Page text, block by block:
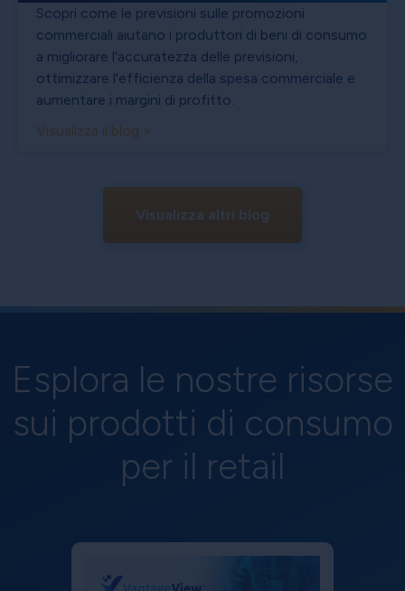
Scopri come le previsioni sulle promozioni
commerciali aiutano i produttori di beni di consumo
a migliorare l'accuratezza delle previsioni,
ottimizzare l'efficienza della spesa commerciale e
aumentare i margini di profitto.
Visualizza il blog >
Visualizza altri blog
Esplora le nostre risorse
sui prodotti di consumo
per il retail